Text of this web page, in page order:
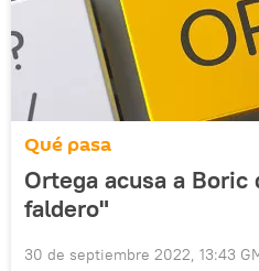
Qué pasa
Ortega acusa a
faldero"
30 de septiembre 2022, 13:43